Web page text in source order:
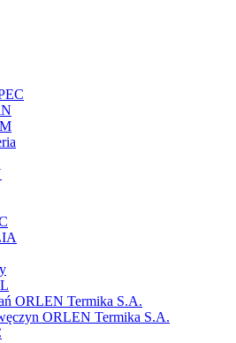
ORLEN Termika S.A.
ORLEN Termika S.A.